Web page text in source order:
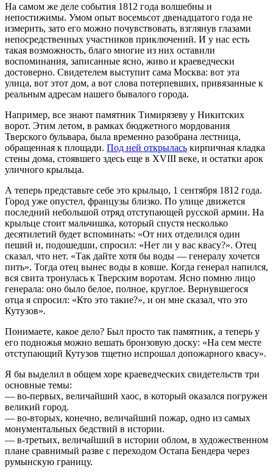
На самом же деле события 1812 года волшебны и
непостижимы. Умом опыт восемьсот двенадцатого года не
измерить, зато его можно почувствовать, взглянув глазами
непосредственных участников приключений. И у нас есть
такая возможность, благо многие из них оставили
воспоминания, записанные ясно, живо и краеведчески
достоверно. Свидетелем выступит сама Москва: вот эта
улица, вот этот дом, а вот слова потерпевших, привязанные к
реальным адресам нашего бывалого города.
Например, все знают памятник Тимирязеву у Никитских
ворот. Этим летом, в рамках бюджетного мордования
Тверского бульвара, была временно разобрана лестница,
обращенная к площади. Под ней открылась кирпичная кладка
стены дома, стоявшего здесь еще в XVIII веке, и остатки арок
уличного крыльца.
А теперь представьте себе это крыльцо, 1 сентября 1812 года.
Город уже опустел, французы близко. По улице движется
последний небольшой отряд отступающей русской армии. На
крыльце стоит мальчишка, который спустя несколько
десятилетий будет вспоминать: «От них отделился один
пеший и, подошедши, спросил: «Нет ли у вас квасу?». Отец
сказал, что нет. «Так дайте хотя бы воды — генералу хочется
пить». Тогда отец вынес воды в ковше. Когда генерал напился,
вся свита тронулась к Тверским воротам. Ясно помню лицо
генерала: оно было белое, полное, круглое. Вернувшегося
отца я спросил: «Кто это такие?», и он мне сказал, что это
Кутузов».
Понимаете, какое дело? Был просто так памятник, а теперь у
его подножья можно вешать бронзовую доску: «На сем месте
отступающий Кутузов тщетно испрошал допожарного квасу».
Я бы выделил в общем хоре краеведческих свидетельств три
основные темы:
— во-первых, величайший хаос, в который оказался погружен
великий город.
— во-вторых, конечно, величайший пожар, одно из самых
монументальных бедствий в истории.
— в-третьих, величайший в истории облом, в художественном
плане сравнимый разве с переходом Остапа Бендера через
румынскую границу.